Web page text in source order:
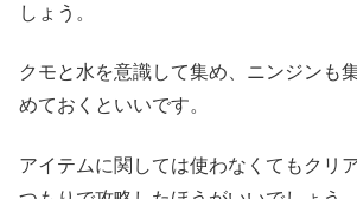
しょう。
クモと水を意識して集め、ニンジンも
めておくといいです。
アイテムに関しては使わなくてもクリ